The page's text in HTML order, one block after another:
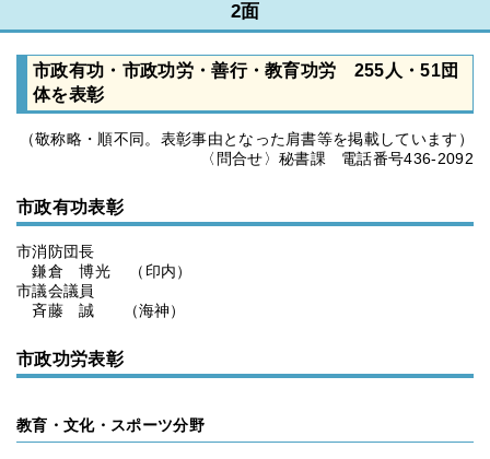
2面
市政有功・市政功労・善行・教育功労 255人・51団
体を表彰
（敬称略・順不同。表彰事由となった肩書等を掲載しています）
〈問合せ〉秘書課 電話番号436-2092
市政有功表彰
市消防団長
鎌倉 博光 （印内）
市議会議員
斉藤 誠 （海神）
市政功労表彰
教育・文化・スポーツ分野